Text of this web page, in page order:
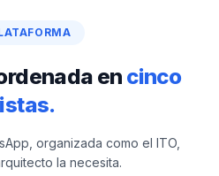
en cinco
organizada como el ITO,
la necesita.